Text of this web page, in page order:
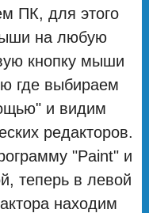
ПК, для этого
на любую
кнопку мыши
где выбираем
и видим
редакторов.
"Paint" и
теперь в левой
находим